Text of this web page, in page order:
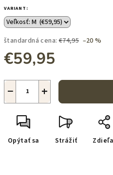
VARIANT:
štandardná cena: €74,95 –20 %
€59,95
+
−
Opýtať sa Strážiť